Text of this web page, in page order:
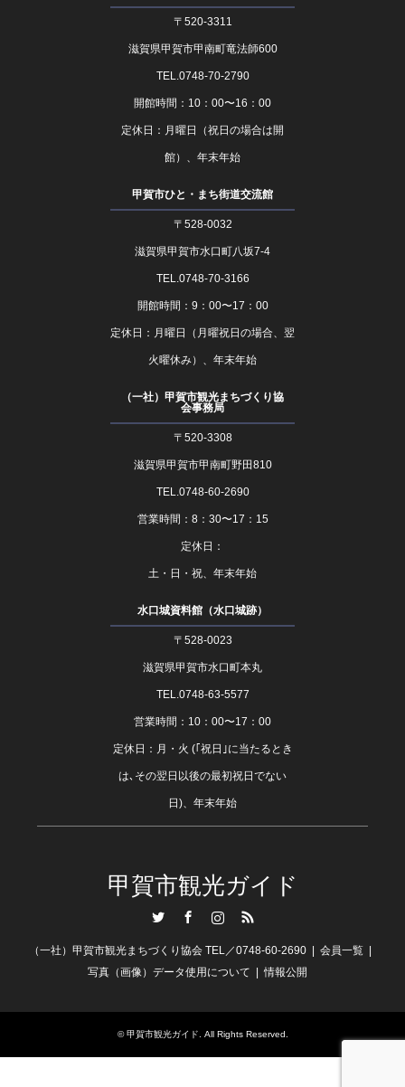
〒520-3311
滋賀県甲賀市甲南町竜法師600
TEL.0748-70-2790
開館時間：10：00〜16：00
定休日：月曜日（祝日の場合は開
館）、年末年始
甲賀市ひと・まち街道交流館
〒528-0032
滋賀県甲賀市水口町八坂7-4
TEL.0748-70-3166
開館時間：9：00〜17：00
定休日：月曜日（月曜祝日の場合、翌
火曜休み）、年末年始
（一社）甲賀市観光まちづくり協
会事務局
〒520-3308
滋賀県甲賀市甲南町野田810
TEL.0748-60-2690
営業時間：8：30〜17：15
定休日：
土・日・祝、年末年始
水口城資料館（水口城跡）
〒528-0023
滋賀県甲賀市水口町本丸
TEL.0748-63-5577
営業時間：10：00〜17：00
定休日：月・火 (｢祝日｣に当たるとき
は､その翌日以後の最初祝日でない
日)、年末年始
甲賀市観光ガイド
RSS
（一社）甲賀市観光まちづくり協会 TEL／0748-60-2690
会員一覧
写真（画像）データ使用について
情報公開
©甲賀市観光ガイド . All Rights Reserved.